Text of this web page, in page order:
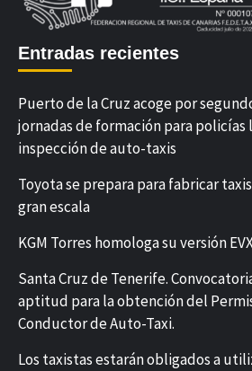
Entradas recientes
Puerto de la Cruz acoge por
jornadas de formación para policías
inspección de auto-taxis
Toyota se prepara para fabricar
gran escala
KGM Torres homologa su versión
Santa Cruz de Tenerife.
aptitud para la obtención del
Conductor de Auto-Taxi.
Los taxistas estarán obligados a